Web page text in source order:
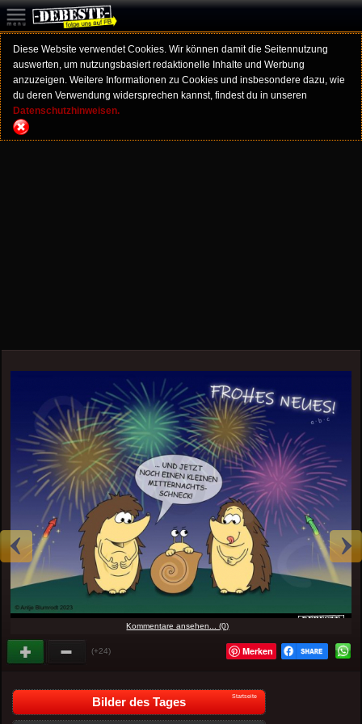
Diese Website verwendet Cookies. Wir können damit die Seitennutzung
auswerten, um nutzungsbasiert redaktionelle Inhalte und Werbung
anzuzeigen. Weitere Informationen zu Cookies und insbesondere dazu, wie
du deren Verwendung widersprechen kannst, findest du in unseren
Datenschutzhinweisen.
Kommentare ansehen... (0)
(+24) Merken
Bilder des Tages Startseite